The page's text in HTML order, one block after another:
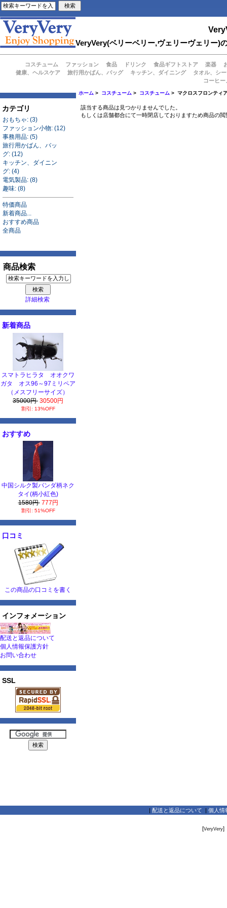
VeryVery(ベリーベリー,ヴェリーヴェリー)
コスチューム ファッション 食品 ドリンク 食品ギフトストア 楽器
健康、ヘルスケア
旅行用かばん、バッグ キッチン、ダイニング
タオル、シ
コーヒ
カテゴリ
おもちゃ: (3)
ファッション小物: (12)
事務用品: (5)
旅行用かばん、バッ
グ: (12)
キッチン、ダイニン
グ: (4)
電気製品: (8)
趣味: (8)
特価商品
新着商品...
おすすめ商品
全商品
商品検索
詳細検索
新着商品
スマトラヒラタ オオクワ
ガタ オス96～97ミリペア
（メスフリーサイズ）
35000円 30500円
割引: 13%OFF
おすすめ
中国シルク製パンダ柄ネク
タイ(柄小紅色)
1580円 777円
割引: 51%OFF
口コミ
この商品の口コミを書く
インフォメーション
配送と返品について
個人情報保護方針
お問い合わせ
SSL
ホーム > コスチューム > コスチューム > マクロスフロンティ
該当する商品は見つかりませんでした。
もしくは店舗都合にて一時閉店しておりますため商品の
| 配送と返品について | 個人情
[VeryVery]